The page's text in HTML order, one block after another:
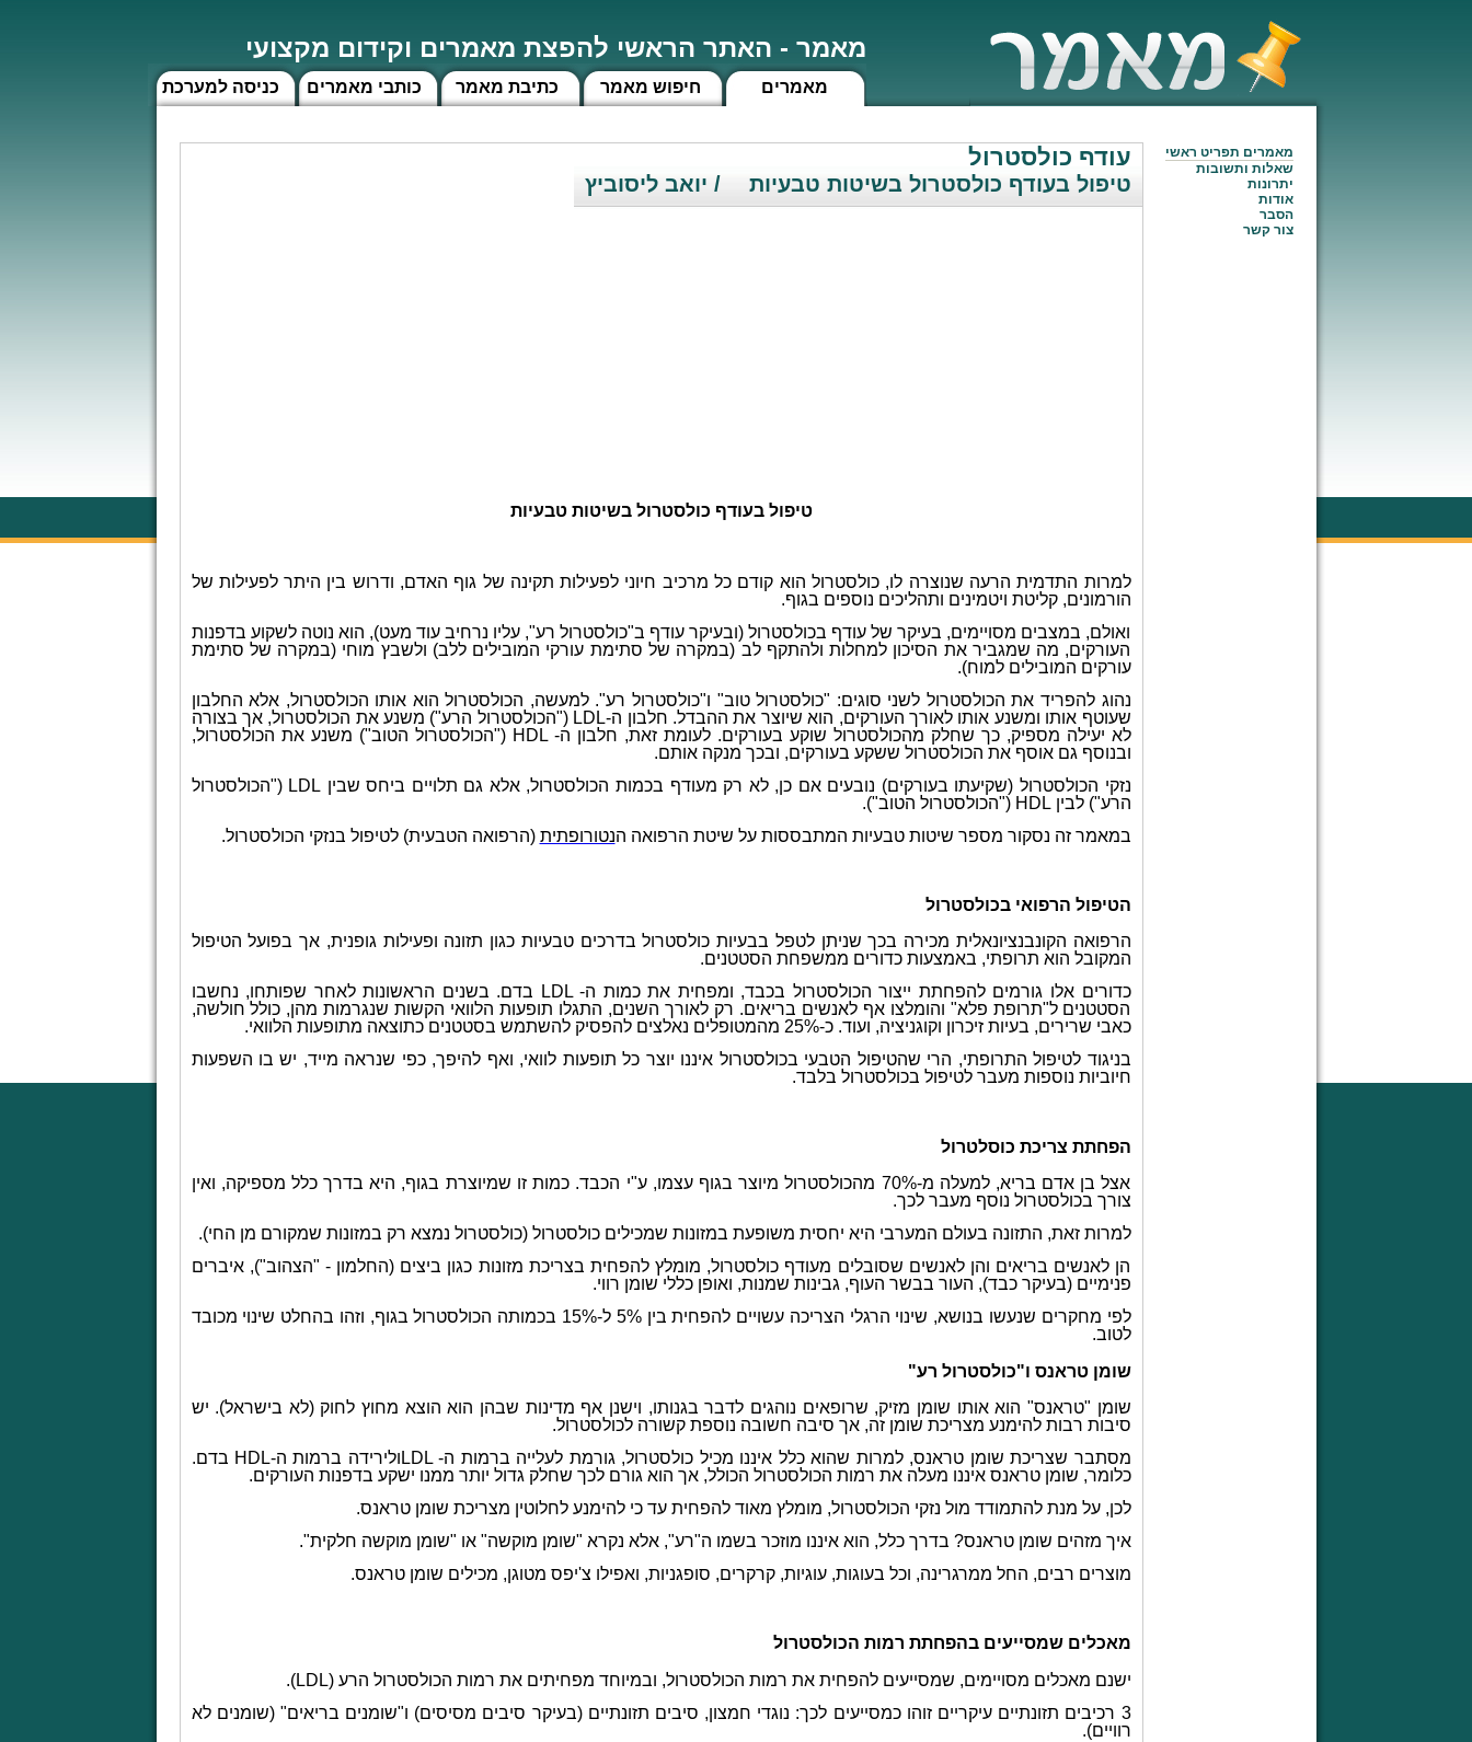
מאמר - האתר הראשי להפצת מאמרים וקידום מקצועי
כניסה למערכת כותבי מאמרים כתיבת מאמר חיפוש מאמר מאמרים
עודף כולסטרול
טיפול בעודף כולסטרול בשיטות טבעיות / יואב ליסוביץ
טיפול בעודף כולסטרול בשיטות טבעיות
למרות התדמית הרעה שנוצרה לו, כולסטרול הוא קודם כל מרכיב חיוני לפעילות תקינה של גוף האדם, ודרוש בין היתר לפעילות של
הורמונים, קליטת ויטמינים ותהליכים נוספים בגוף.
ואולם, במצבים מסויימים, בעיקר של עודף בכולסטרול (ובעיקר עודף ב"כולסטרול רע", עליו נרחיב עוד מעט), הוא נוטה לשקוע בדפנות
העורקים, מה שמגביר את הסיכון למחלות ולהתקף לב (במקרה של סתימת עורקי המובילים ללב) ולשבץ מוחי (במקרה של סתימת
עורקים המובילים למוח).
נהוג להפריד את הכולסטרול לשני סוגים: "כולסטרול טוב" ו"כולסטרול רע". למעשה, הכולסטרול הוא אותו הכולסטרול, אלא החלבון
שעוטף אותו ומשנע אותו לאורך העורקים, הוא שיוצר את ההבדל. חלבון ה-LDL ("הכולסטרול הרע") משנע את הכולסטרול, אך בצורה
לא יעילה מספיק, כך שחלק מהכולסטרול שוקע בעורקים. לעומת זאת, חלבון ה- HDL ("הכולסטרול הטוב") משנע את הכולסטרול,
ובנוסף גם אוסף את הכולסטרול ששקע בעורקים, ובכך מנקה אותם.
נזקי הכולסטרול (שקיעתו בעורקים) נובעים אם כן, לא רק מעודף בכמות הכולסטרול, אלא גם תלויים ביחס שבין LDL ("הכולסטרול
הרע") לבין HDL ("הכולסטרול הטוב").
במאמר זה נסקור מספר שיטות טבעיות המתבססות על שיטת הרפואה הנטורופתית (הרפואה הטבעית) לטיפול בנזקי הכולסטרול.
הטיפול הרפואי בכולסטרול
הרפואה הקונבנציונאלית מכירה בכך שניתן לטפל בבעיות כולסטרול בדרכים טבעיות כגון תזונה ופעילות גופנית, אך בפועל הטיפול
המקובל הוא תרופתי, באמצעות כדורים ממשפחת הסטטנים.
כדורים אלו גורמים להפחתת ייצור הכולסטרול בכבד, ומפחית את כמות ה-LDL
בדם. בשנים הראשונות לאחר שפותחו, נחשבו
הסטטנים ל"תרופת פלא" והומלצו אף לאנשים בריאים. רק לאורך השנים, התגלו תופעות הלוואי הקשות שנגרמות מהן, כולל חולשה,
כאבי שרירים, בעיות זיכרון וקוגניציה, ועוד. כ-25% מהמטופלים נאלצים להפסיק להשתמש בסטטנים כתוצאה מתופעות הלוואי.
בניגוד לטיפול התרופתי, הרי שהטיפול הטבעי בכולסטרול איננו יוצר כל תופעות לוואי, ואף להיפך, כפי שנראה מייד, יש בו השפעות
חיוביות נוספות מעבר לטיפול בכולסטרול בלבד.
הפחתת צריכת כוסלטרול
אצל בן אדם בריא, למעלה מ-70% מהכולסטרול מיוצר בגוף עצמו, ע"י הכבד. כמות זו שמיוצרת בגוף, היא בדרך כלל מספיקה, ואין
צורך בכולסטרול נוסף מעבר לכך.
למרות זאת, התזונה בעולם המערבי היא יחסית משופעת במזונות שמכילים כולסטרול (כולסטרול נמצא רק במזונות שמקורם מן החי).
הן לאנשים בריאים והן לאנשים שסובלים מעודף כולסטרול, מומלץ להפחית בצריכת מזונות כגון ביצים (החלמון - "הצהוב"), איברים
פנימיים (בעיקר כבד), העור בבשר העוף, גבינות שמנות, ואופן כללי שומן רווי.
לפי מחקרים שנעשו בנושא, שינוי הרגלי הצריכה עשויים להפחית בין 5% ל-15% בכמותה הכולסטרול בגוף, וזהו בהחלט שינוי מכובד
לטוב.
שומן טראנס ו"כולסטרול רע"
שומן "טראנס" הוא אותו שומן מזיק, שרופאים נוהגים לדבר בגנותו, וישנן אף מדינות שבהן הוא הוצא מחוץ לחוק (לא בישראל). יש
סיבות רבות להימנע מצריכת שומן זה, אך סיבה חשובה נוספת קשורה לכולסטרול.
מסתבר שצריכת שומן טראנס, למרות שהוא כלל איננו מכיל כולסטרול, גורמת לעלייה ברמות ה-LDL ולירידה ברמות ה-HDL בדם.
כלומר, שומן טראנס איננו מעלה את רמות הכולסטרול הכולל, אך הוא גורם לכך שחלק גדול יותר ממנו ישקע בדפנות העורקים.
לכן, על מנת להתמודד מול נזקי הכולסטרול, מומלץ מאוד להפחית עד כי להימנע לחלוטין מצריכת שומן טראנס.
איך מזהים שומן טראנס? בדרך כלל, הוא איננו מוזכר בשמו ה"רע", אלא נקרא "שומן מוקשה" או "שומן מוקשה חלקית".
מוצרים רבים, החל ממרגרינה, וכל בעוגות, עוגיות, קרקרים, סופגניות, ואפילו צ'יפס מטוגן, מכילים שומן טראנס.
מאכלים שמסייעים בהפחתת רמות הכולסטרול
ישנם מאכלים מסויימים, שמסייעים להפחית את רמות הכולסטרול, ובמיוחד מפחיתים את רמות הכולסטרול הרע (LDL
).
3 רכיבים תזונתיים עיקריים זוהו כמסייעים לכך: נוגדי חמצון, סיבים תזונתיים (בעיקר סיבים מסיסים) ו"שומנים בריאים" (שומנים לא
רוויים).
מאמרים תפריט ראשי
שאלות ותשובות
יתרונות
אודות
הסבר
צור קשר